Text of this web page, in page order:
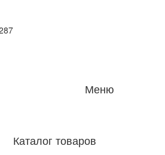
Меню
Каталог товаров